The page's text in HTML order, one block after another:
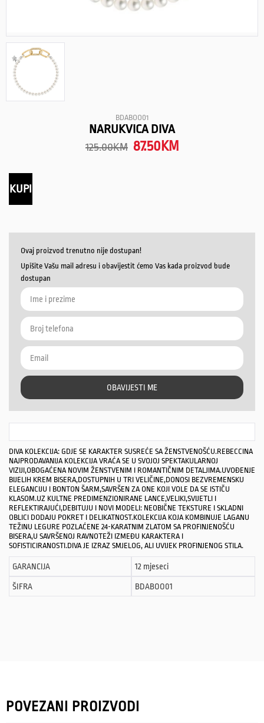
BDABOO01
NARUKVICA DIVA
125.00KM 87.50 KM
KUPI
Ovaj proizvod trenutno nije dostupan!
Upišite Vašu mail adresu i obavijestit ćemo Vas kada proizvod bude
dostupan
OBAVIJESTI ME
DIVA KOLEKCIJA: GDJE SE KARAKTER SUSREĆE SA ŽENSTVENOŠĆU.REBECCINA
NAJPRODAVANIJA KOLEKCIJA VRAĆA SE U SVOJOJ SPEKTAKULARNOJ
VIZIJI,OBOGAĆENA NOVIM ŽENSTVENIM I ROMANTIČNIM DETALJIMA.UVOĐENJE
BIJELIH KREM ​​BISERA,DOSTUPNIH U TRI VELIČINE,DONOSI BEZVREMENSKU
ELEGANCIJU I BONTON ŠARM,SAVRŠEN ZA ONE KOJI VOLE DA SE ISTIČU
KLASOM.UZ KULTNE PREDIMENZIONIRANE LANCE,VELIKI,SVIJETLI I
REFLEKTIRAJUĆI,DEBITUJU I NOVI MODELI: NEOBIČNE TEKSTURE I SKLADNI
OBLICI DODAJU POKRET I DELIKATNOST.KOLEKCIJA KOJA KOMBINUJE LAGANU
TEŽINU LEGURE POZLAĆENE 24-KARATNIM ZLATOM SA PROFINJENOŠĆU
BISERA,U SAVRŠENOJ RAVNOTEŽI IZMEĐU KARAKTERA I
SOFISTICIRANOSTI.DIVA JE IZRAZ SMJELOG, ALI UVIJEK PROFINJENOG STILA.
GARANCIJA 12 mjeseci
ŠIFRA BDABOO01
POVEZANI PROIZVODI